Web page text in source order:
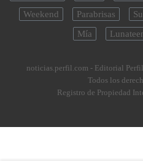
Weekend
Parabrisas
Mía
noticias.perfil.com - Editorial Perfil
Todos los
Registro de Propiedad